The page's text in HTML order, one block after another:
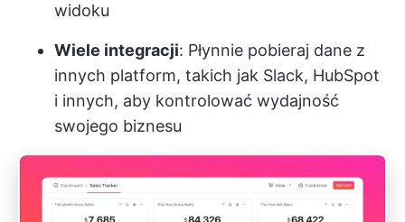
widoku
Wiele integracji: Płynnie pobieraj dane z
innych platform, takich jak Slack, HubSpot
i innych, aby kontrolować wydajność
swojego biznesu